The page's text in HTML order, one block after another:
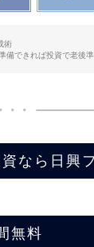
術
備できれば投資で老後
なら日興
無料